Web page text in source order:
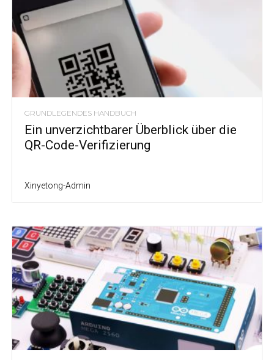
GRUNDLEGENDES HANDBUCH
Ein unverzichtbarer Überblick über die
QR-Code-Verifizierung
Xinyetong-Admin